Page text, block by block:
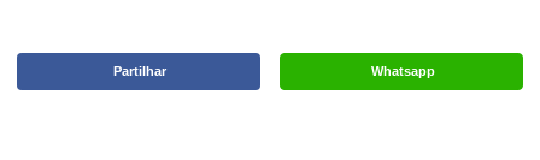
Whatsapp
Partilhar